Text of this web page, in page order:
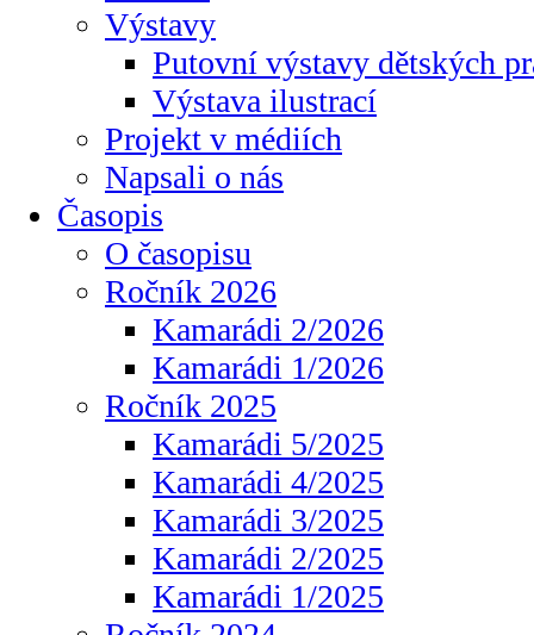
Výstavy
Putovní výstavy dětských
Výstava ilustrací
Projekt v médiích
Napsali o nás
Časopis
O časopisu
Ročník 2026
Kamarádi 2/2026
Kamarádi 1/2026
Ročník 2025
Kamarádi 5/2025
Kamarádi 4/2025
Kamarádi 3/2025
Kamarádi 2/2025
Kamarádi 1/2025